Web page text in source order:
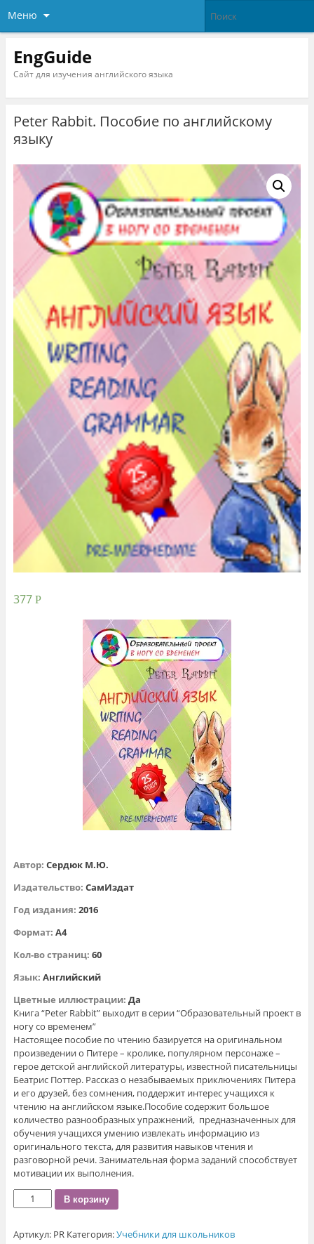
Меню
EngGuide
Сайт для изучения английского языка
Peter Rabbit. Пособие по английскому
языку
377 Р
Автор: Сердюк М.Ю.
Издательство: СамИздат
Год издания: 2016
Формат: А4
Кол-во страниц: 60
Язык: Английский
Цветные иллюстрации: Да
Книга “Peter Rabbit” выходит в серии “Образовательный проект в
ногу со временем”
Настоящее пособие по чтению базируется на оригинальном
произведении о Питере – кролике, популярном персонаже –
герое детской английской литературы, известной писательницы
Беатрис Поттер. Рассказ о незабываемых приключениях Питера
и его друзей, без сомнения, поддержит интерес учащихся к
чтению на английском языке.Пособие содержит большое
количество разнообразных упражнений, предназначенных для
обучения учащихся умению извлекать информацию из
оригинального текста, для развития навыков чтения и
разговорной речи. Занимательная форма заданий способствует
мотивации их выполнения.
Количество
Peter
Пособие
В корзину
Артикул: PR Категория:Учебники для школьников